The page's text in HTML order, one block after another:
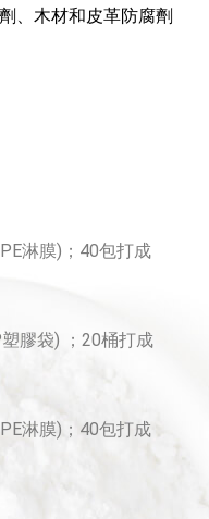
、木材和皮革防腐劑
淋膜)；40包打成
膠袋) ；20桶打成
淋膜)；40包打成